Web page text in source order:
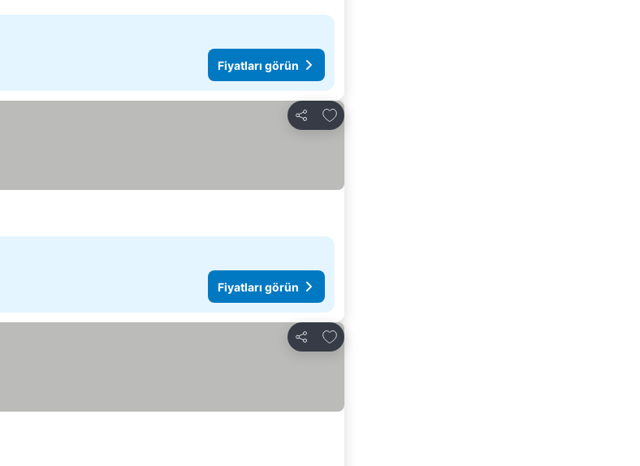
Fiyatları görün
Paylaş
Favorilerime ekle
Fiyatları görün
Paylaş
Favorilerime ekle